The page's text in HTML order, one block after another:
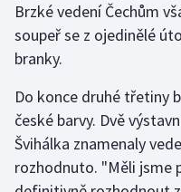
Rychlobruslení
Short track
Sportovní střelba
Brzké vedení Čechům
soupeř se z ojedinělé
branky.
Do konce druhé třetiny
české barvy. Dvě
Švihálka znamenaly
rozhodnuto. "Měli jsme